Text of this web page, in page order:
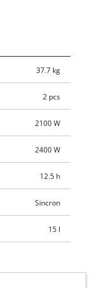
nivel scazut de
unui demaror cu
37.7 kg
2 pcs
2100 W
2400 W
12.5 h
Sincron
15 l